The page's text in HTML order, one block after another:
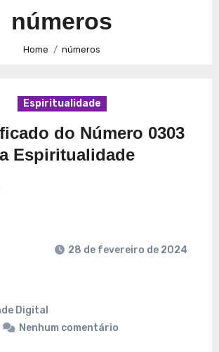
Plenitude no Presente
e Significado no Presente
números
Home números
Espiritualidade
do Número 0303
Espiritualidade
Digital
28 de fevereiro de 2024
Nenhum comentário